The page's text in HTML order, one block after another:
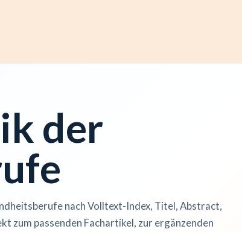
der
nach Volltext-Index, Titel, Abstract,
zum passenden Fachartikel, zur ergänzenden